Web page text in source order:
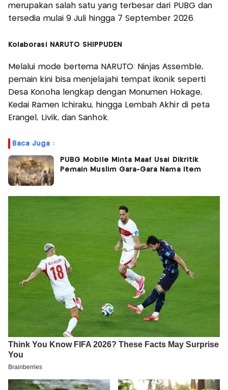
merupakan salah satu yang terbesar dari PUBG dan
tersedia mulai 9 Juli hingga 7 September 2026.
Kolaborasi NARUTO SHIPPUDEN
Melalui mode bertema NARUTO: Ninjas Assemble,
pemain kini bisa menjelajahi tempat ikonik seperti
Desa Konoha lengkap dengan Monumen Hokage,
Kedai Ramen Ichiraku, hingga Lembah Akhir di peta
Erangel, Livik, dan Sanhok.
Baca Juga :
PUBG Mobile Minta Maaf Usai Dikritik
Pemain Muslim Gara-Gara Nama Item